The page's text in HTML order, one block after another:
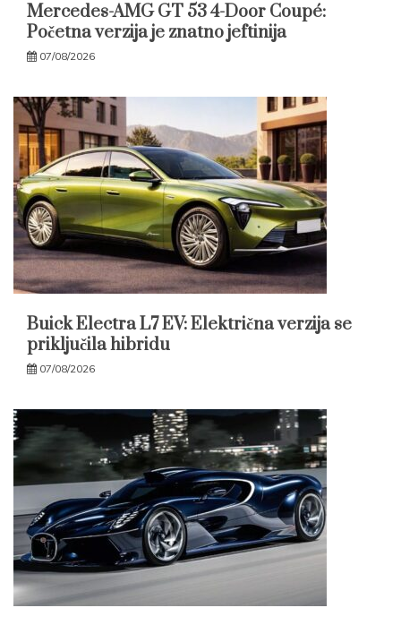
Mercedes-AMG GT 53 4-Door Coupé:
Početna verzija je znatno jeftinija
07/08/2026
Buick Electra L7 EV: Električna verzija se
priključila hibridu
07/08/2026